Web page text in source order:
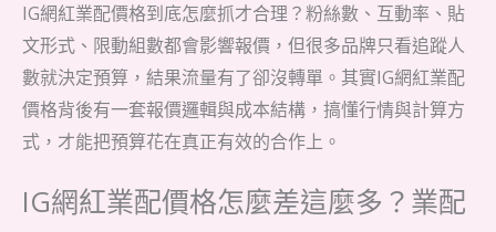
IG網紅業配價格到底怎麼抓才合理？粉絲數、互動率、貼
文形式、限動組數都會影響報價，但很多品牌只看追蹤人
數就決定預算，結果流量有了卻沒轉單。其實IG網紅業配
價格背後有一套報價邏輯與成本結構，搞懂行情與計算方
式，才能把預算花在真正有效的合作上。
IG網紅業配價格怎麼差這麼多？業配